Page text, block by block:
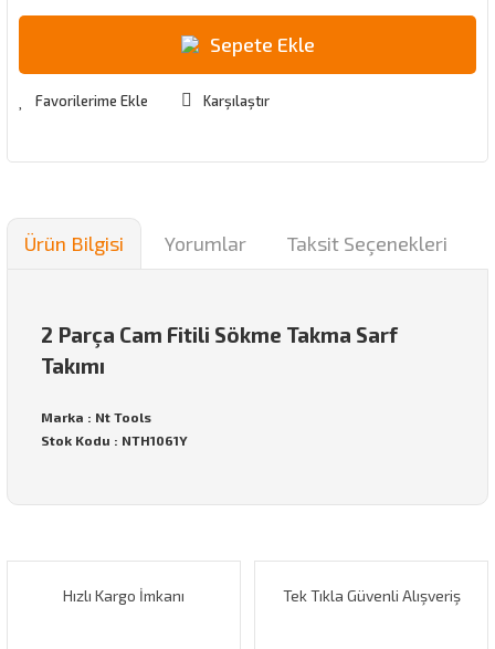
Sepete Ekle
Karşılaştır
Ürün Bilgisi Yorumlar Taksit Seçenekleri
2 Parça Cam Fitili Sökme Takma Sarf
Takımı
Marka : Nt Tools
Stok Kodu : NTH1061Y
Görüş ve önerileriniz için teşekkür ederiz.
Hızlı Kargo İmkanı Tek Tıkla Güvenli Alışveriş